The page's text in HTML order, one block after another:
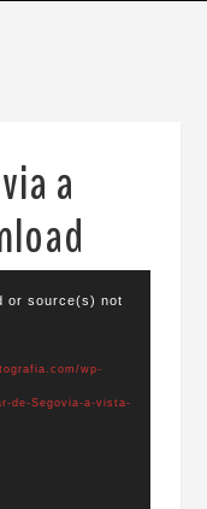
a
or source(s) not
wp-
de-Segovia-a-vista-